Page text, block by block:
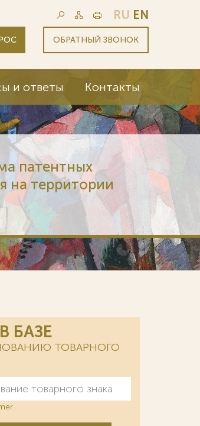
RU EN
ОБРАТНЫЙ ЗВОНОК
и ответы Контакты
патентных
на территории
БАЗЕ
ТОВАРНОГО